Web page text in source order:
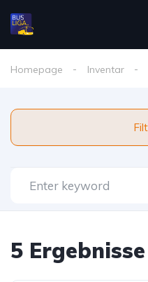
Homepage Inventar
5 Ergebnisse